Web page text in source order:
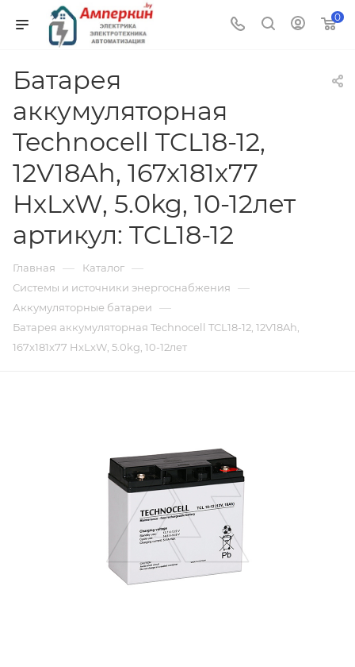
0
Батарея
аккумуляторная
Technocell TCL18-12,
12V18Ah, 167x181x77
HxLxW, 5.0kg, 10-12лет
артикул: TCL18-12
Главная — Каталог —
Системы и источники энергоснабжения —
Аккумуляторные батареи —
Батарея аккумуляторная Technocell TCL18-12, 12V18Ah,
167x181x77 HxLxW, 5.0kg, 10-12лет